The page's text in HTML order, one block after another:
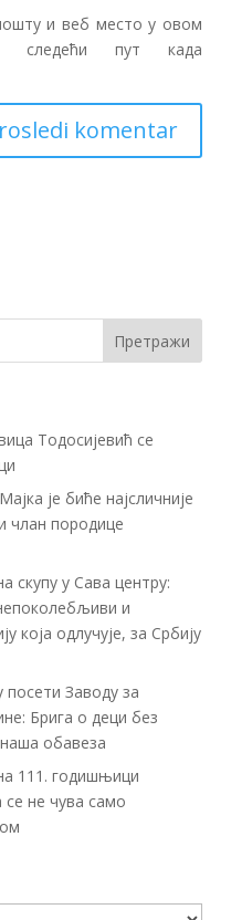
и веб место у овом
следећи пут када
Тодосијевић се
је биће најсличније
члан породице
скупу у Сава центру:
и
која одлучује, за Србију
Заводу за
Брига о деци без
обавеза
111. годишњици
се не чува само